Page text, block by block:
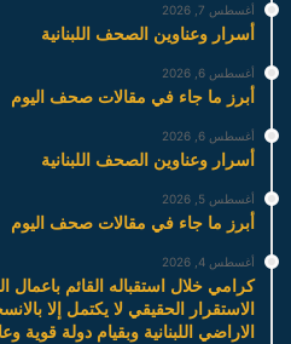
أغسطس 7, 2026
أسرار وعناوين الصحف اللبنانية
أغسطس 6, 2026
أبرز ما جاء في مقالات صحف اليوم
أغسطس 6, 2026
أسرار وعناوين الصحف اللبنانية
أغسطس 5, 2026
أبرز ما جاء في مقالات صحف اليوم
أغسطس 4, 2026
كرامي خلال استقباله القائم باعمال
الاستقرار الحقيقي لا يكتمل إلا
الاراضي اللبنانية وبقيام دولة